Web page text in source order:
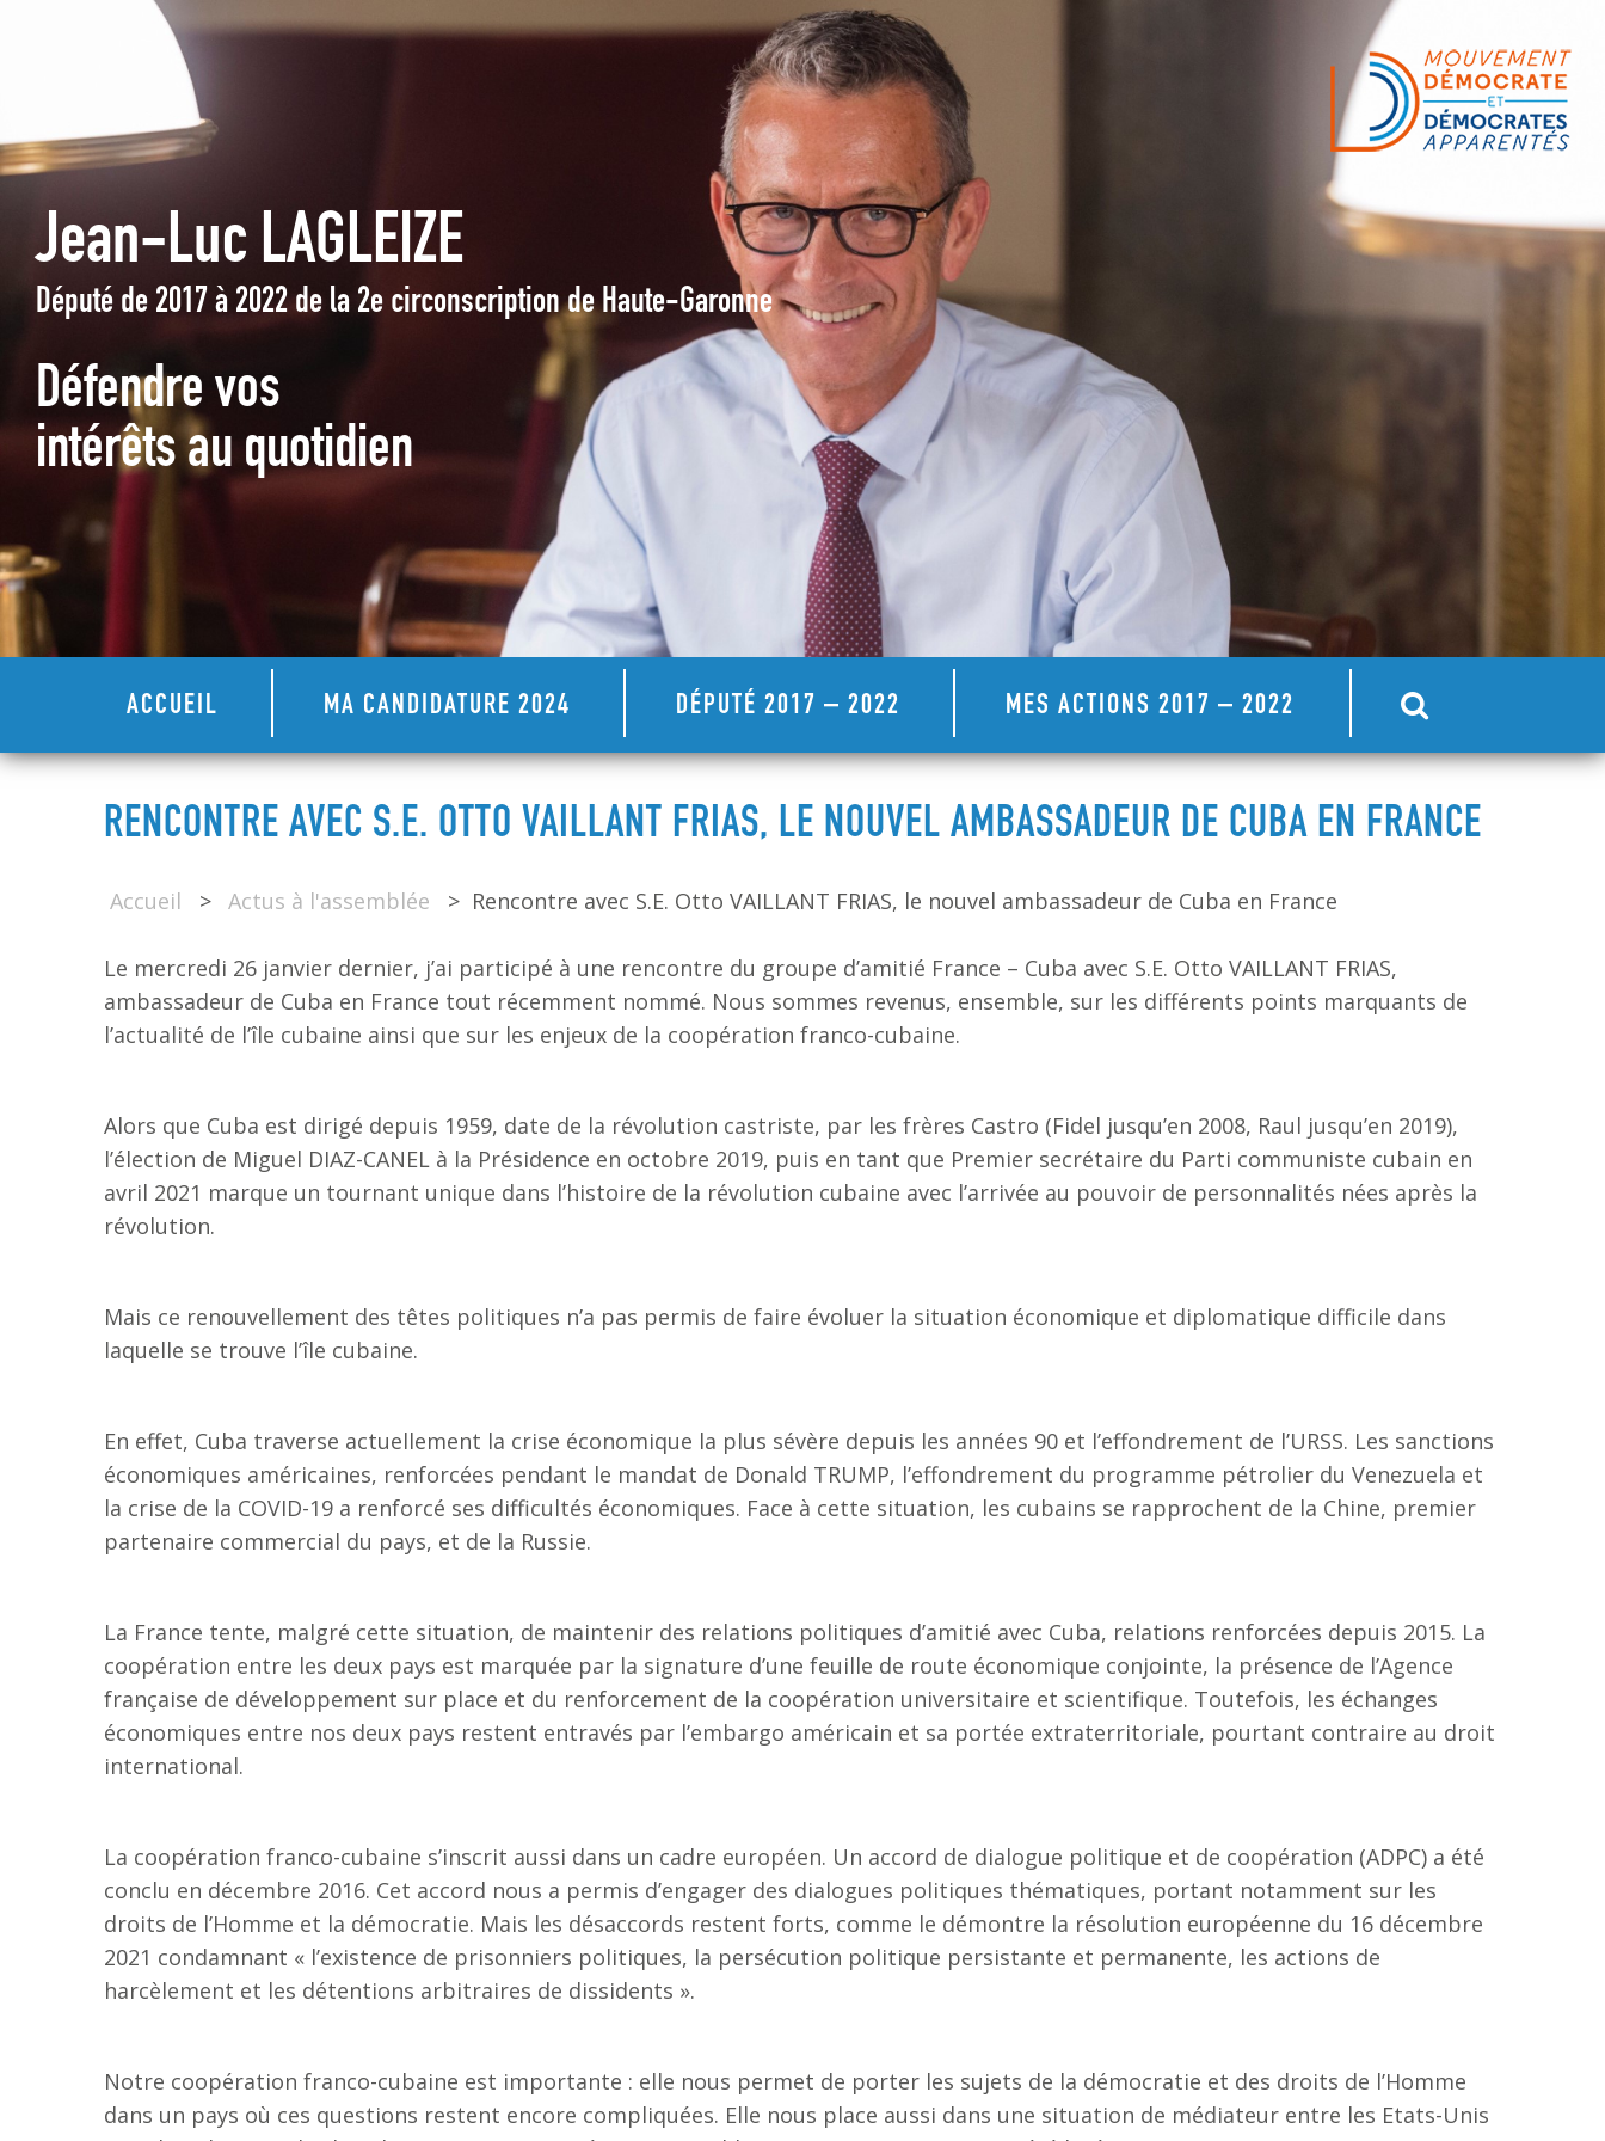
Jean-Luc LAGLEIZE
Député de 2017 à 2022 de la 2e circonscription de Haute-Garonne
Défendre vos
intérêts au quotidien
ACCUEIL MA CANDIDATURE 2024 DÉPUTÉ 2017 – 2022 MES ACTIONS 2017 – 2022
RENCONTRE AVEC S.E. OTTO VAILLANT FRIAS, LE NOUVEL AMBASSADEUR DE CUBA EN FRANCE
Accueil > Actus à l'assemblée > Rencontre avec S.E. Otto VAILLANT FRIAS, le nouvel ambassadeur de Cuba en France
Le mercredi 26 janvier dernier, j’ai participé à une rencontre du groupe d’amitié France – Cuba avec S.E. Otto VAILLANT FRIAS,
ambassadeur de Cuba en France tout récemment nommé. Nous sommes revenus, ensemble, sur les différents points marquants de
l’actualité de l’île cubaine ainsi que sur les enjeux de la coopération franco-cubaine.
Alors que Cuba est dirigé depuis 1959, date de la révolution castriste, par les frères Castro (Fidel jusqu’en 2008, Raul jusqu’en 2019),
l’élection de Miguel DIAZ-CANEL à la Présidence en octobre 2019, puis en tant que Premier secrétaire du Parti communiste cubain en
avril 2021 marque un tournant unique dans l’histoire de la révolution cubaine avec l’arrivée au pouvoir de personnalités nées après la
révolution.
Mais ce renouvellement des têtes politiques n’a pas permis de faire évoluer la situation économique et diplomatique difficile dans
laquelle se trouve l’île cubaine.
En effet, Cuba traverse actuellement la crise économique la plus sévère depuis les années 90 et l’effondrement de l’URSS. Les sanctions
économiques américaines, renforcées pendant le mandat de Donald TRUMP, l’effondrement du programme pétrolier du Venezuela et
la crise de la COVID-19 a renforcé ses difficultés économiques. Face à cette situation, les cubains se rapprochent de la Chine, premier
partenaire commercial du pays, et de la Russie.
La France tente, malgré cette situation, de maintenir des relations politiques d’amitié avec Cuba, relations renforcées depuis 2015. La
coopération entre les deux pays est marquée par la signature d’une feuille de route économique conjointe, la présence de l’Agence
française de développement sur place et du renforcement de la coopération universitaire et scientifique. Toutefois, les échanges
économiques entre nos deux pays restent entravés par l’embargo américain et sa portée extraterritoriale, pourtant contraire au droit
international.
La coopération franco-cubaine s’inscrit aussi dans un cadre européen. Un accord de dialogue politique et de coopération (ADPC) a été
conclu en décembre 2016. Cet accord nous a permis d’engager des dialogues politiques thématiques, portant notamment sur les
droits de l’Homme et la démocratie. Mais les désaccords restent forts, comme le démontre la résolution européenne du 16 décembre
2021 condamnant « l’existence de prisonniers politiques, la persécution politique persistante et permanente, les actions de
harcèlement et les détentions arbitraires de dissidents ».
Notre coopération franco-cubaine est importante : elle nous permet de porter les sujets de la démocratie et des droits de l’Homme
dans un pays où ces questions restent encore compliquées. Elle nous place aussi dans une situation de médiateur entre les Etats-Unis